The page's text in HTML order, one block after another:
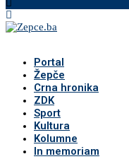
Portal
Žepče
Crna hronika
ZDK
Sport
Kultura
Kolumne
In memoriam